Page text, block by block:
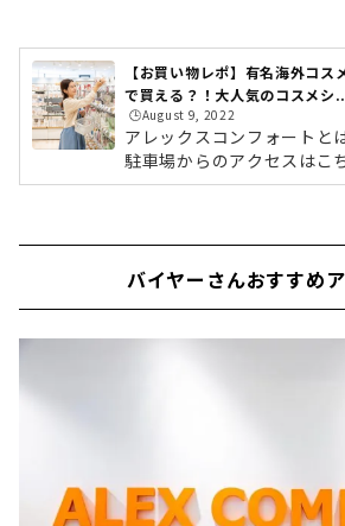
タン・RMKなど、バイヤー
気の海外コスメが並びます
トにより、免税店なみの価
テムも豊富にそろいます！
く、国内のスキンケアブラ
【お買い物レポ】有名海外コ
で買える？！大人気のコスメシ
🕒️August 9, 2022
アレックスコンフォート
駐車場からのアクセスはこ
スコンフォート 豊田T-
れやすいですよね。▼公共
バイヤーさんおすすめ